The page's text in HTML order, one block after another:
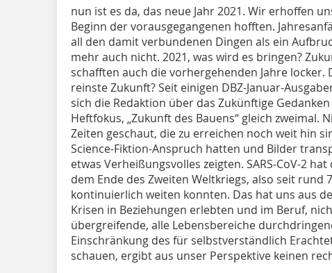
nun ist es da, das neue Jahr 2021. Wir erhoffen
Beginn der vorausgegangenen hofften.
all den damit verbundenen Dingen als ein
mehr auch nicht. 2021, was wird es bringen?
schafften auch die vorhergehenden Jahre locker.
reinste Zukunft? Seit einigen DBZ-Januar-
sich die Redaktion über das Zukünftige
Heftfokus, „Zukunft des Bauens“ gleich zweimal.
Zeiten geschaut, die zu erreichen noch weit hin
Science-Fiktion-Anspruch hatten und Bilder
etwas Verheißungsvolles zeigten. SARS-CoV-2
dem Ende des Zweiten Weltkriegs, also seit rund
kontinuierlich weiten konnten. Das hat uns aus
Krisen in Beziehungen erlebten und im Beruf,
übergreifende, alle Lebensbereiche
Einschränkung des für selbstverständlich
schauen, ergibt aus unser Perspektive keinen